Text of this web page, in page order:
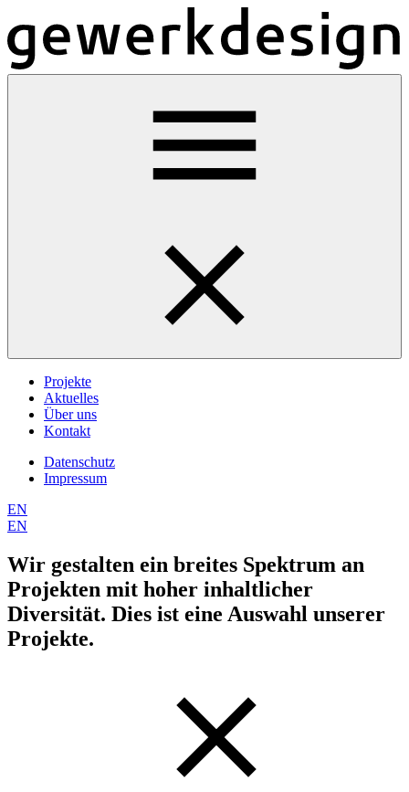
Projekte
Aktuelles
Über uns
Kontakt
Datenschutz
Impressum
EN
EN
Wir gestalten ein breites Spektrum an
Projekten mit hoher inhaltlicher
Diversität. Dies ist eine Auswahl unserer
Projekte.